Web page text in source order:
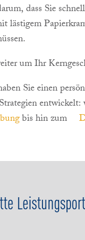
dass Sie
lästigem
um Ihr
Sie einen
entwickelt:
bis hin zum